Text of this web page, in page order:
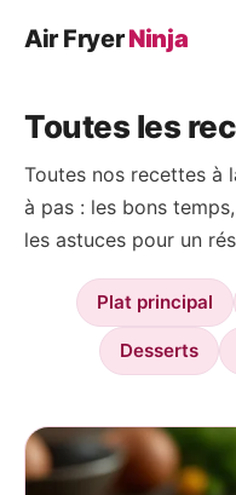
Air FryerNinja
Plat principal
Légumes
Poisson
Desserts
Conseils
Toutes les
Toutes nos recettes à
à pas : les bons
les astuces pour un
Plat principal
Desserts